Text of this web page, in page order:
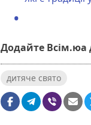
Додайте Всім.юа
дитяче свято